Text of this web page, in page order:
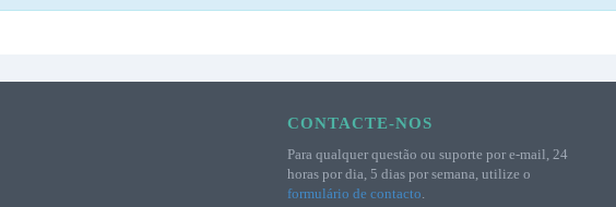
CONTACTE-NOS
Para qualquer questão ou suporte por e-mail, 24
horas por dia, 5 dias por semana, utilize o
formulário de contacto.